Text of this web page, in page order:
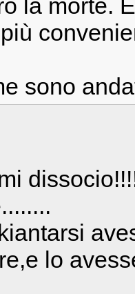
la morte.
sono
lo